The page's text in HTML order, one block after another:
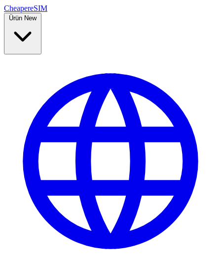
CheapereSIM
Ürün New